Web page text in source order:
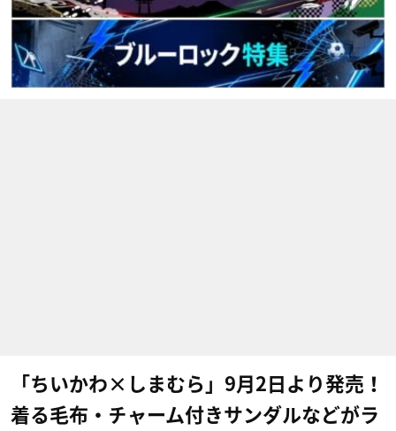
「ちいかわ×しまむら」9月2日より発売！
着る毛布・チャーム付きサンダルなどがラ